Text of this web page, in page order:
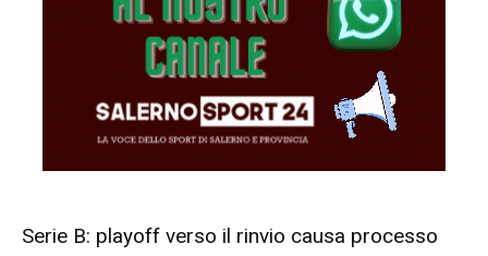
Serie B: playoff verso il rinvio causa processo